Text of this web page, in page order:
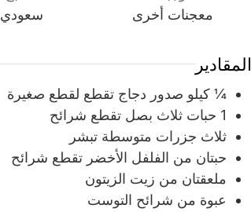
معجنات أخرى
سعودي
المقادير
¼ كيلو صدور دجاج تقطع لقطع صغيرة
1 حبات ثلاث بصل تقطع شرائح
ثلاث جزرات متوسطة تبشر
حبتان من الفلفل الأخضر تقطع شرائح
ملعقتان من زيت الزيتون
عبوة من شرائح التوست